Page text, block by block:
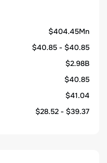
$404.45Mn
$40.85 - $40.85
$2.98B
$40.85
$41.04
$28.52 - $39.37